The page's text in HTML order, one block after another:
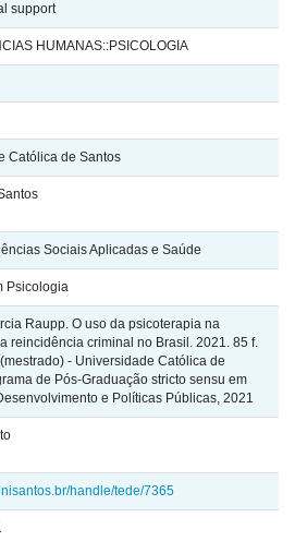
support
HUMANAS::PSICOLOGIA
Católica de Santos
Sociais Aplicadas e Saúde
Psicologia
Raupp. O uso da psicoterapia na
reincidência criminal no Brasil. 2021. 85 f.
- Universidade Católica de
de Pós-Graduação stricto sensu em
e Políticas Públicas, 2021
handle/tede/7365